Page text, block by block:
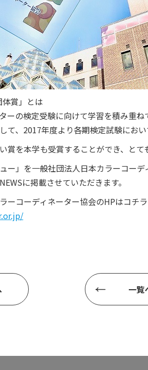
体賞」とは
ーの検定受験に向けて学習を積み重
て、2017年度より各期検定試験にお
賞を本学も受賞することができ、とて
ー」を一般社団法人日本カラーコー
に掲載させていただきます。
ーコーディネーター協会のHPはコチラ
一覧